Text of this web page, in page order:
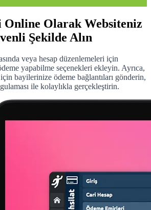
Online Olarak Websiteniz
Şekilde Alın
veya hesap düzenlemeleri için
yapabilme seçenekleri ekleyin. Ayrıca,
bayilerinize ödeme bağlantıları gönderin,
ile kolaylıkla gerçekleştirin.